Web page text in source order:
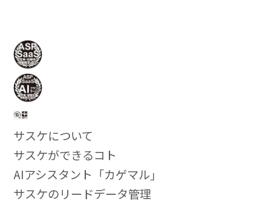
サスケについて
サスケができるコト
AIアシスタント「カゲマル」
サスケのリードデータ管理